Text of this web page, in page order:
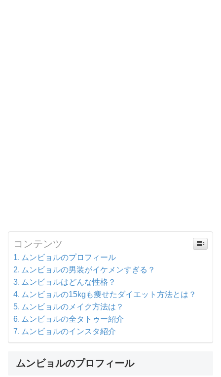
コンテンツ
ムンビョルのプロフィール
ムンビョルの男装がイケメンすぎる？
ムンビョルはどんな性格？
ムンビョルの15kgも痩せたダイエット方法とは？
ムンビョルのメイク方法は？
ムンビョルの全タトゥー紹介
ムンビョルのインスタ紹介
ムンビョルのプロフィール